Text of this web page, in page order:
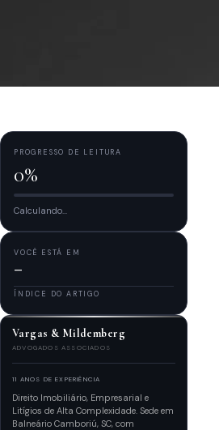
PROGRESSO DE LEITURA
0%
Calculando...
VOCÊ ESTÁ EM
—
ÍNDICE DO ARTIGO
Vargas & Mildemberg
ADVOGADOS ASSOCIADOS
11 ANOS DE EXPERIÊNCIA
Direito Imobiliário, Empresarial e
Litígios de Alta Complexidade. Sede em
Balneário Camboriú, SC, com